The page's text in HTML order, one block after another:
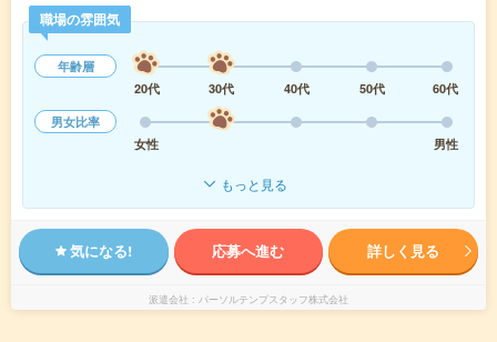
職場の雰囲気
年齢層
20代
30代 40代 50代
60代
男女比率
女性
男性
もっと見る
気になる! 応募へ進む 詳しく見る
派遣会社 パーソルテンプスタッフ株式会社